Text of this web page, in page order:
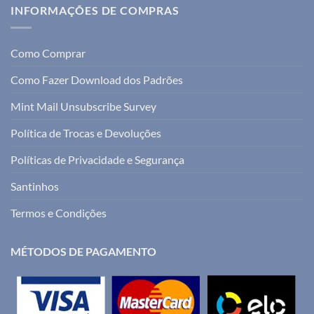
INFORMAÇÕES DE COMPRAS
Como Comprar
Como Fazer Download dos Padrões
Mint Mail Unsubscribe Survey
Política de Trocas e Devoluções
Políticas de Privacidade e Segurança
Santinhos
Termos e Condições
MÉTODOS DE PAGAMENTO